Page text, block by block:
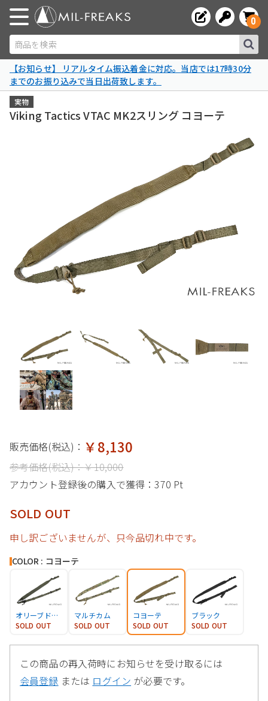
商品を検索
0
【お知らせ】 リアルタイム振込着金に対応。当店では17時30分
までのお振り込みで当日出荷致します。
実物
Viking Tactics VTAC MK2スリング コヨーテ
販売価格(税込)： ￥8,130
参考価格(税込)：￥10,000
アカウント登録後の購入で獲得：370 Pt
SOLD OUT
申し訳ございませんが、只今品切れ中です。
COLOR : コヨーテ
オリーブドラブ
SOLD OUT
マルチカム
SOLD OUT
コヨーテ
SOLD OUT
ブラック
SOLD OUT
この商品の再入荷時にお知らせを受け取るには
会員登録 または ログイン が必要です。